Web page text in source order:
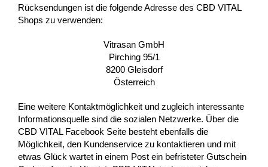
Rücksendungen ist die folgende Adresse des CBD VITAL
Shops zu verwenden:
Vitrasan GmbH
Pirching 95/1
8200 Gleisdorf
Österreich
Eine weitere Kontaktmöglichkeit und zugleich interessante
Informationsquelle sind die sozialen Netzwerke. Über die
CBD VITAL Facebook Seite besteht ebenfalls die
Möglichkeit, den Kundenservice zu kontaktieren und mit
etwas Glück wartet in einem Post ein befristeter Gutschein